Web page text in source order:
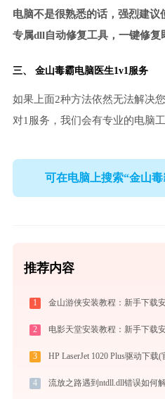
电脑不是很熟悉的话，强烈建
专属dll自动修复工具，一键修复
三、 金山毒霸电脑医生1v1服务
如果上面2种方法依然无法解决
对1服务，我们会有专业的电脑
可在电脑上搜索“金山
推荐内容
1 金山游侠安装教程：新手下载
2 电影天堂安装教程：新手下载
3 HP LaserJet 1020 Plus驱动下载
4 流放之路遇到ntdll.dll错误如何